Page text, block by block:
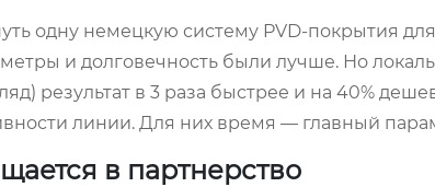
одну немецкую систему PVD-покрытия
и долговечность были лучше. Но
результат в 3 раза быстрее и на 40%
линии. Для них время — главный
в партнерство